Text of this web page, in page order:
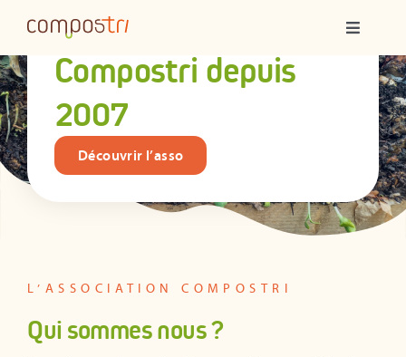
contenu
bascule
Qui sommes-nous ?
Compostage partagé
Ateliers
L’association Compos
impactées
Compostri depuis
2007
Découvrir l’asso
L’ASSOCIATION COMPOSTRI
Qui sommes nous ?